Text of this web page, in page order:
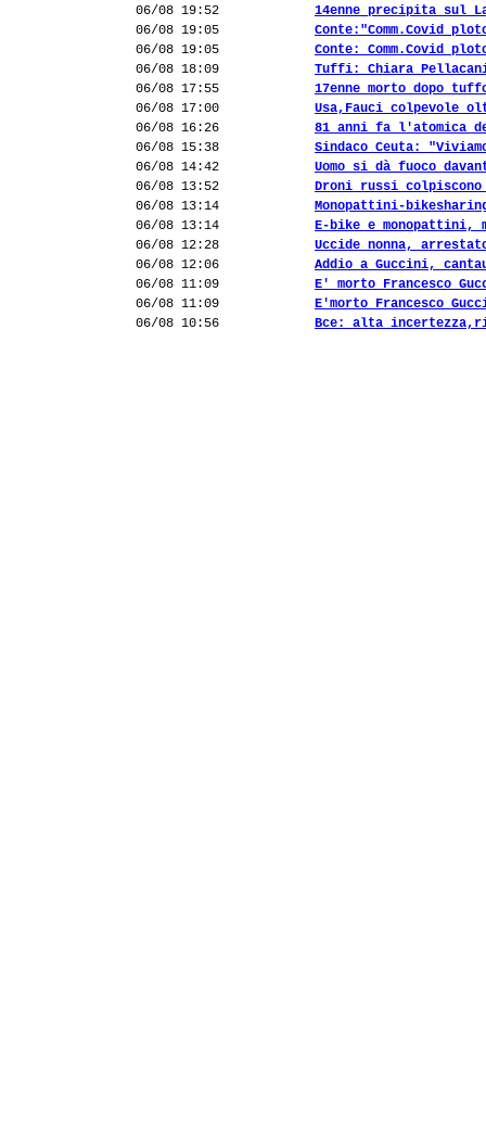
06/08 19:52
14enne precipita sul
06/08 19:05
Conte:"Comm.Covid
06/08 19:05
Conte: Comm.Covid
06/08 18:09
Tuffi: Chiara
06/08 17:55
17enne morto dopo
06/08 17:00
Usa,Fauci colpevole
06/08 16:26
81 anni fa l'atomica
06/08 15:38
Sindaco Ceuta:
06/08 14:42
Uomo si dà fuoco
06/08 13:52
Droni russi colpiscono
06/08 13:14
Monopattini-
06/08 13:14
E-bike e monopattini,
06/08 12:28
Uccide nonna,
06/08 12:06
Addio a Guccini,
06/08 11:09
E' morto Francesco
06/08 11:09
E'morto Francesco
06/08 10:56
Bce: alta